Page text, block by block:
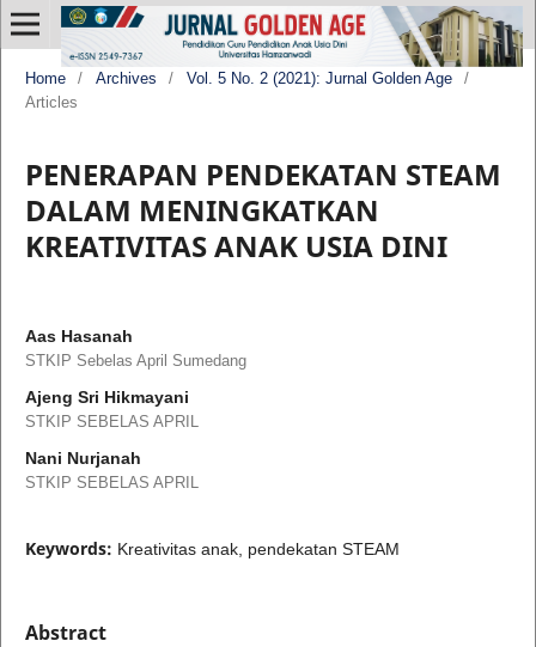
Home / Archives / Vol. 5 No. 2 (2021): Jurnal Golden Age
/
Articles
PENERAPAN PENDEKATAN STEAM
DALAM MENINGKATKAN
KREATIVITAS ANAK USIA DINI
Aas Hasanah
STKIP Sebelas April Sumedang
Ajeng Sri Hikmayani
STKIP SEBELAS APRIL
Nani Nurjanah
STKIP SEBELAS APRIL
Keywords: Kreativitas anak, pendekatan STEAM
Abstract